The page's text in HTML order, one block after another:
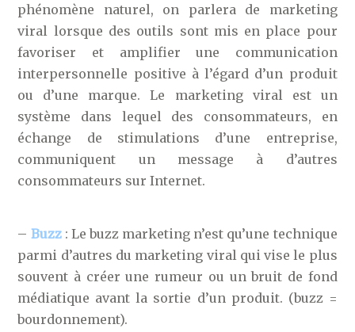
phénomène naturel, on parlera de marketing
viral lorsque des outils sont mis en place pour
favoriser et amplifier une communication
interpersonnelle positive à l’égard d’un produit
ou d’une marque. Le marketing viral est un
système dans lequel des consommateurs, en
échange de stimulations d’une entreprise,
communiquent un message à d’autres
consommateurs sur Internet.
– Buzz : Le buzz marketing n’est qu’une technique
parmi d’autres du marketing viral qui vise le plus
souvent à créer une rumeur ou un bruit de fond
médiatique avant la sortie d’un produit. (buzz =
bourdonnement).